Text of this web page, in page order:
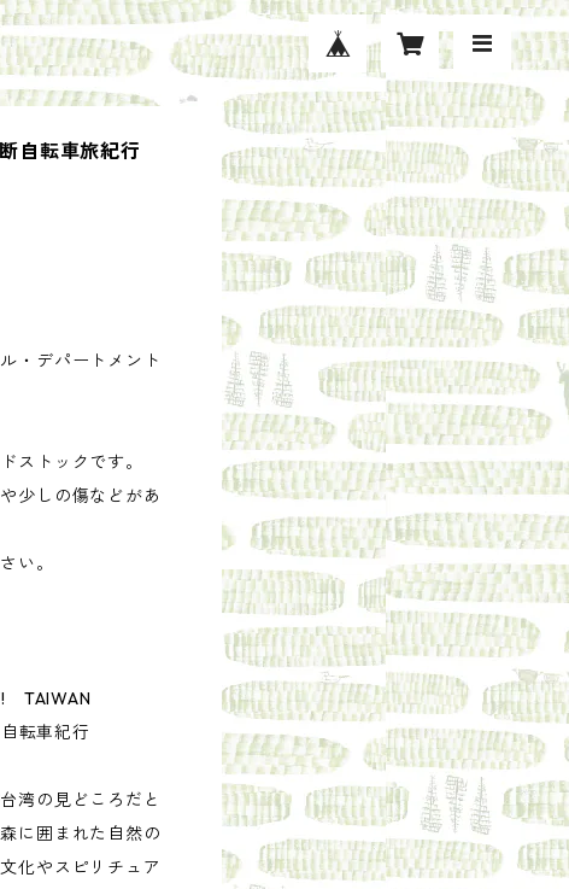
自転車旅紀行
・デパートメント
ストックです。
少しの傷などがあ
い。
TAIWAN
転車紀行
湾の見どころだと
に囲まれた自然の
化やスピリチュア